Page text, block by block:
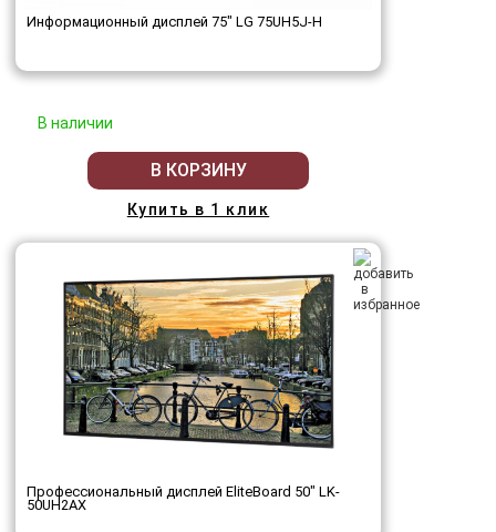
Информационный дисплей 75" LG 75UH5J-H
В наличии
В КОРЗИНУ
Купить в 1 клик
Профессиональный дисплей EliteBoard 50" LK-
50UH2AX